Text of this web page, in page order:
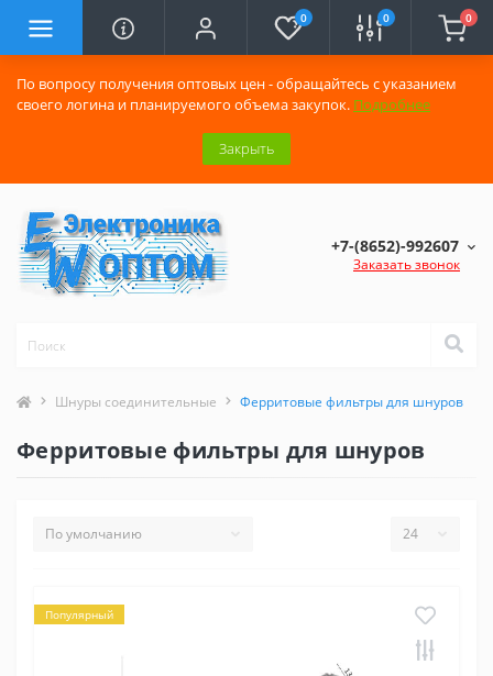
По вопросу получения оптовых цен - обращайтесь с указанием
своего логина и планируемого объема закупок. Подробнее
Закрыть
0 0 0
+7-(8652)-992607
Заказать звонок
Шнуры соединительные Ферритовые фильтры для шнуров
Ферритовые фильтры для шнуров
Популярный